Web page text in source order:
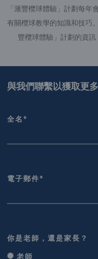
「滙豐欖球體驗」計劃每
有關欖球教學的知識和技巧
豐欖球體驗」計劃的資訊
與我們聯繫以獲取更
全名*
電子郵件*
你是老師，還是家長？
老師